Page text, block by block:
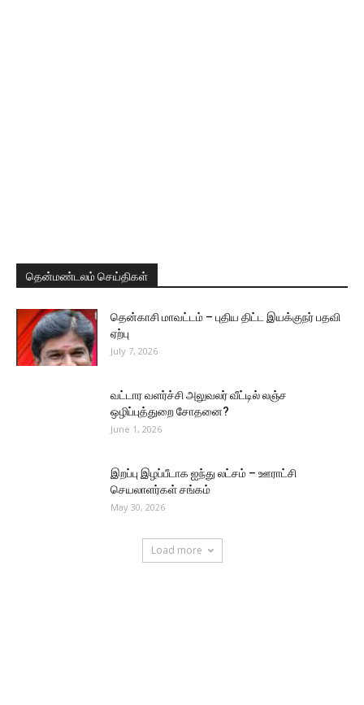
தென்மண்டலம் செய்திகள்
தென்காசி மாவட்டம் – புதிய திட்ட இயக்குநர் பதவி
ஏற்பு
July 7, 2026
வட்டார வளர்ச்சி அலுவலர் வீட்டில் லஞ்ச
ஒழிப்புத்துறை சோதனை?
June 1, 2026
இறப்பு இழப்பீடாக ஐந்து லட்சம் – ஊராட்சி
செயலாளர்கள் சங்கம்
May 30, 2026
Load more